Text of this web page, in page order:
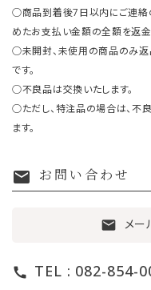
○商品到着後7日以内にご連絡
めたお支払い金額の全額を返金
○未開封、未使用の商品のみ返
です。
○不良品は交換いたします。
○ただし、特注品の場合は、不
ます。
mail お問い合わせ
mail メー
call TEL : 082-854-